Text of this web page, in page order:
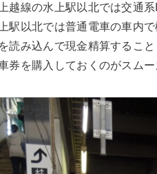
越線の水上駅以北では交通
駅以北では普通電車の車内
読み込んで現金精算するこ
券を購入しておくのがスム